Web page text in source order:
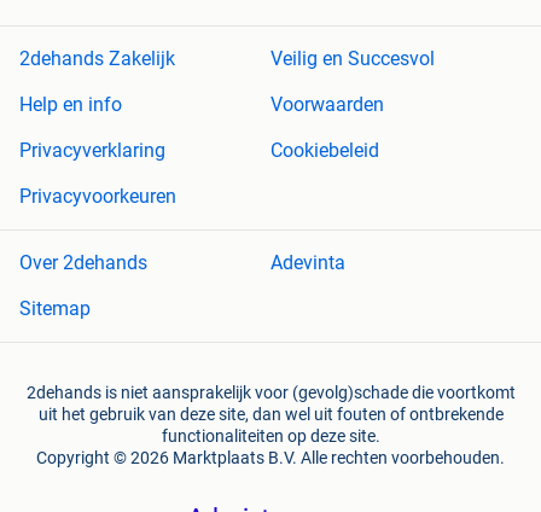
2dehands Zakelijk
Veilig en Succesvol
Help en info
Voorwaarden
Privacyverklaring
Cookiebeleid
Privacyvoorkeuren
Over 2dehands
Adevinta
Sitemap
2dehands is niet aansprakelijk voor (gevolg)schade die voortkomt
uit het gebruik van deze site, dan wel uit fouten of ontbrekende
functionaliteiten op deze site.
Copyright © 2026 Marktplaats B.V. Alle rechten voorbehouden.